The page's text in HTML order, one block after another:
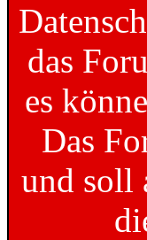
das
es
Das
und soll